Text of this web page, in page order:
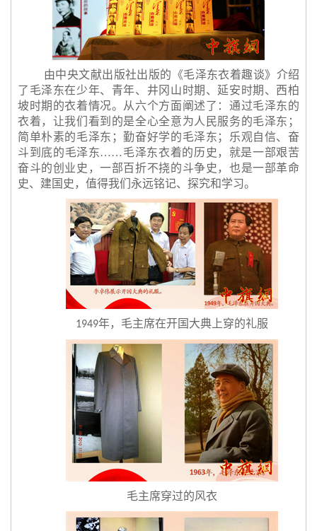
由中央文献出版社出版的《毛泽东衣着趣谈》介绍
了毛泽东在少年、青年、井冈山时期、延安时期、西柏
坡时期的衣着情况。从六个方面阐述了：通过毛泽东的
衣着，让我们看到的是全心全意为人民服务的毛泽东；
简单朴素的毛泽东；勤奋好学的毛泽东；乐观自信、奋
斗到底的毛泽东……毛泽东衣着的历史，就是一部艰苦
奋斗的创业史，一部百折不挠的斗争史，也是一部革命
史、建国史，值得我们永远铭记、探究和学习。
1949年，毛主席在开国大典上穿的礼服
毛主席穿过的风衣